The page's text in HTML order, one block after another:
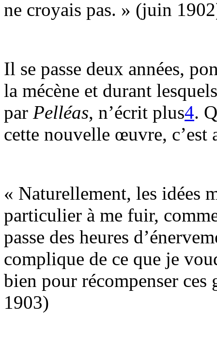
ne croyais pas. » (juin
Il se passe deux années,
la mécène et durant
par Pelléas, n’écrit plus4.
cette nouvelle œuvre,
« Naturellement, les idées
particulier à me fuir,
passe des heures
complique de ce que je
bien pour récompenser
1903)